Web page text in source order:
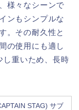
様々なシーンで
ンもシンプルな
。その耐久性と
の使用にも適し
し重いため、長時
STAG) サブ